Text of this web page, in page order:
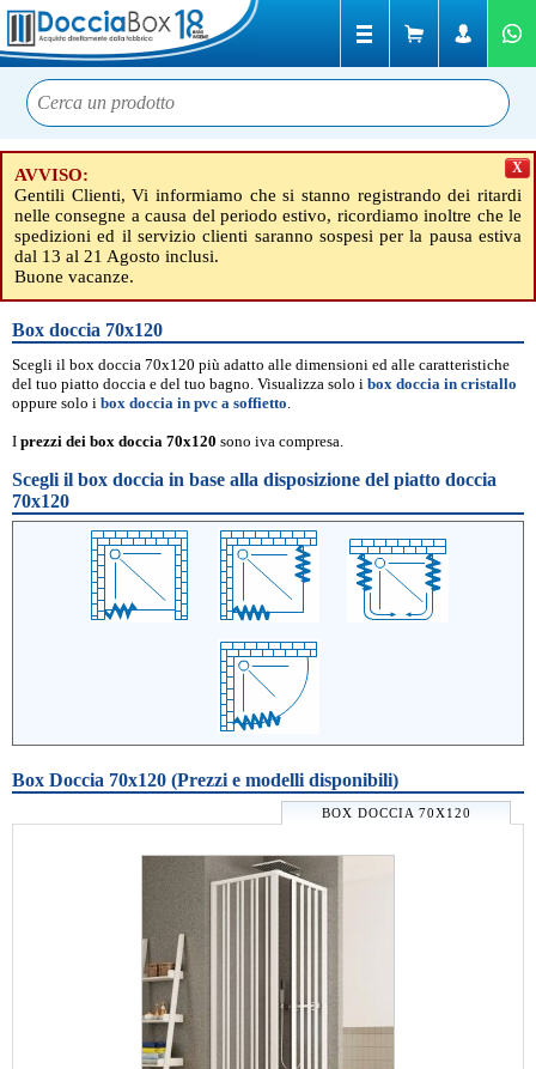
AVVISO:
Gentili Clienti, Vi informiamo che si stanno registrando dei ritardi
nelle consegne a causa del periodo estivo, ricordiamo inoltre che le
spedizioni ed il servizio clienti saranno sospesi per la pausa estiva
dal 13 al 21 Agosto inclusi.
Buone vacanze.
X
Box doccia 70x120
Scegli il box doccia 70x120 più adatto alle dimensioni ed alle caratteristiche
del tuo piatto doccia e del tuo bagno. Visualizza solo i box doccia in cristallo
oppure solo i box doccia in pvc a soffietto.
I prezzi dei box doccia 70x120 sono iva compresa.
Scegli il box doccia in base alla disposizione del piatto doccia
70x120
Box Doccia 70x120 (Prezzi e modelli disponibili)
BOX DOCCIA 70X120